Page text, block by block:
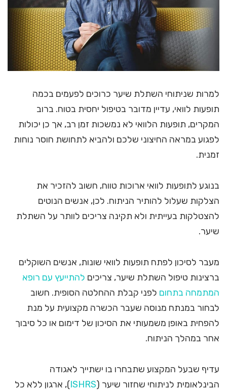
למרות שניתוחי השתלת שיער כרוכים לפעמים בכמה
תופעות לוואי, עדיין מדובר בטיפול יחסית בטוח. ברוב
המקרים, תופעות הלוואי לא נמשכות זמן רב, אך כן יכולות
לפגוע במראה החיצוני שלכם ולהביא לתחושת חוסר נוחות
זמנית.
בנוגע לתופעות לוואי ארוכות טווח, חשוב להזכיר את
הצלקות שעלול להותיר הניתוח. לכן, אנשים הנוטים
להצטלקות בעייתית ולא תקינה צריכים לוותר על השתלת
שיער.
מעבר לסיכון לפתח תופעות לוואי שונות, אנשים השוקלים
ברצינות טיפול השתלת שיער, צריכים להתייעץ עם רופא
המתמחה בתחום לפני קבלת ההחלטה הסופית. חשוב
לבחור במנתח מנוסה שעבר הכשרה מקצועית על מנת
להפחית באופן משמעותי את הסיכון של דימום או כל סיבוך
אחר במהלך הניתוח.
עדיף שבעל המקצוע שתבחרו בו ישתייך לאגודה
הבינלאומית לניתוחי שחזור שיער (ISHRS), ארגון ללא כל